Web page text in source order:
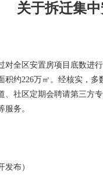
关于拆迁集
对全区安置房项目底数进
积约226万㎡。经核实，
、社区定期会聘请第三方
服务。
发布）